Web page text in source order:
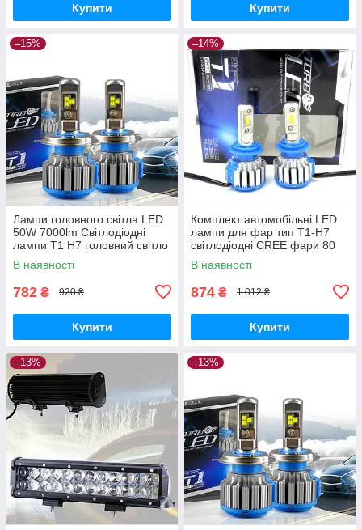
Купити Купити
–15%
Лампи головного світла LED
50W 7000lm Світлодіодні
лампи T1 H7 головний світло
з активним охолодженням
В наявності
782 ₴ 920 ₴
Купити
–14%
Комплект автомобільні LED
лампи для фар тип T1-H7
світлодіодні CREE фари 80
Вт головний світло
В наявності
874 ₴ 1 012 ₴
Купити
–13% –13%